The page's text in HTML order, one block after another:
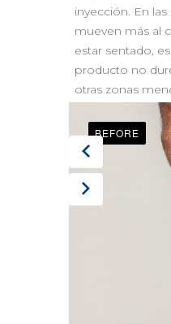
inyección. En
mueven más al
estar sentado,
producto no
otras zonas